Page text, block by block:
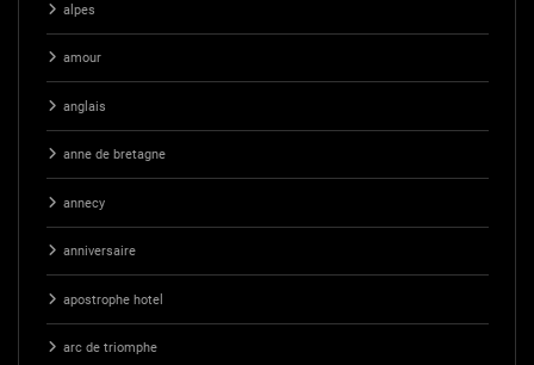
alpes
amour
anglais
anne de bretagne
annecy
anniversaire
apostrophe hotel
arc de triomphe